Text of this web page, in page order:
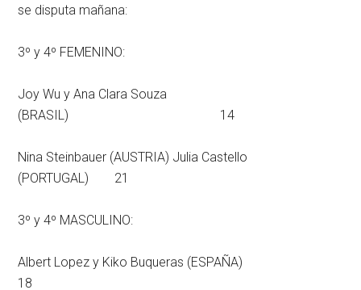
se disputa mañana:
3º y 4º FEMENINO:
Joy Wu y Ana Clara Souza
(BRASIL) 14
Nina Steinbauer (AUSTRIA) Julia Castello
(PORTUGAL) 21
3º y 4º MASCULINO:
Albert Lopez y Kiko Buqueras (ESPAÑA)
18